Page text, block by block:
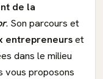
de la
. Son parcours et
entrepreneurset
dans le milieu
vous proposons